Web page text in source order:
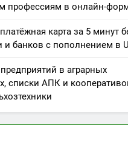
профессиям в онлайн-
карта за 5 минут
и банков с пополнением в
в аграрных
списки АПК и